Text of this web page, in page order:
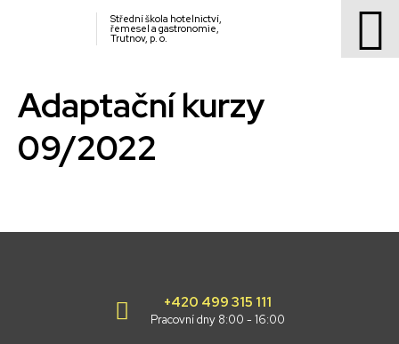
Střední škola hotelnictví,
řemesel a gastronomie,
Trutnov, p. o.
Adaptační kurzy
09/2022
+420 499 315 111
Pracovní dny 8:00 - 16:00